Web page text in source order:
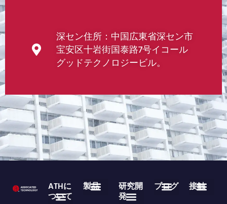
深セン住所：中国広東省深セン市
宝安区十岩街国泰路7号イコール
グッドテクノロジービル。
ATHに
ついて
製品
研究開
発
ブログ 接触